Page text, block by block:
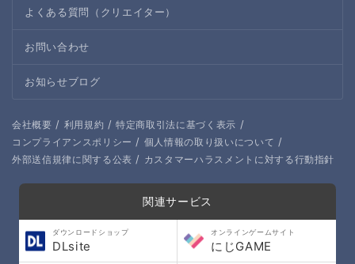
よくある質問（クリエイター）
お問い合わせ
お知らせブログ
会社概要 / 利用規約 / 特定商取引法に基づく表示 /
コンプライアンスポリシー / 個人情報の取り扱いについて /
外部送信規律に関する公表 / カスタマーハラスメントに対する行動指針
関連サービス
ダウンロードショップ
DLsite
オンラインゲームサイト
にじGAME